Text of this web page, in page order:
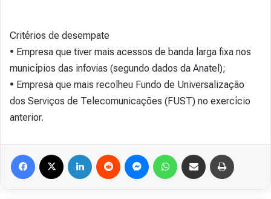
Critérios de desempate
• Empresa que tiver mais acessos de banda larga fixa nos
municípios das infovias (segundo dados da Anatel);
• Empresa que mais recolheu Fundo de Universalização
dos Serviços de Telecomunicações (FUST) no exercício
anterior.